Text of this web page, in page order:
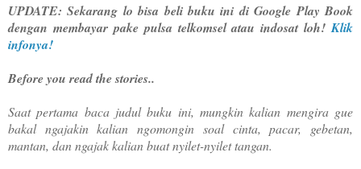
UPDATE: Sekarang lo bisa beli buku ini di Google Play Book
dengan membayar pake pulsa telkomsel atau indosat loh!Klik
infonya!
Before you read the stories..
Saat pertama baca judul buku ini, mungkin kalian mengira gue
bakal ngajakin kalian ngomongin soal cinta, pacar, gebetan,
mantan, dan ngajak kalian buat nyilet-nyilet tangan.